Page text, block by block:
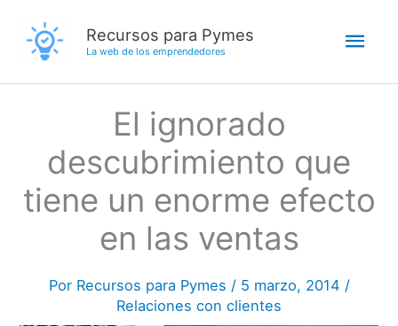
contenido
Recursos para Pymes
La web de los emprendedores
El ignorado
descubrimiento que
tiene un enorme efecto
en las ventas
Por Recursos para Pymes / 5 marzo, 2014 /
Relaciones con clientes